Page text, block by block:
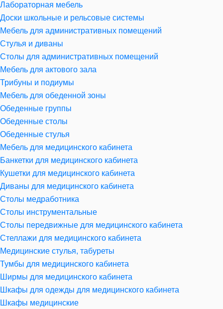
Лабораторная мебель
Доски школьные и рельсовые системы
Мебель для административных помещений
Стулья и диваны
Столы для административных помещений
Мебель для актового зала
Трибуны и подиумы
Мебель для обеденной зоны
Обеденные группы
Обеденные столы
Обеденные стулья
Мебель для медицинского кабинета
Банкетки для медицинского кабинета
Кушетки для медицинского кабинета
Диваны для медицинского кабинета
Столы медработника
Столы инструментальные
Столы передвижные для медицинского кабинета
Стеллажи для медицинского кабинета
Медицинские стулья, табуреты
Тумбы для медицинского кабинета
Ширмы для медицинского кабинета
Шкафы для одежды для медицинского кабинета
Шкафы медицинские